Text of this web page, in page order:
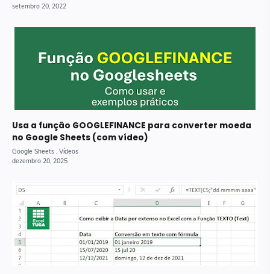
Usa a função GOOGLEFINANCE para converter moeda
no Google Sheets (com vídeo)